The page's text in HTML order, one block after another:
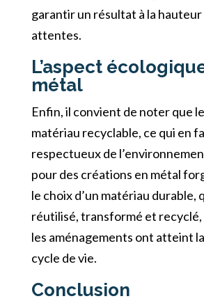
garantir un résultat à la hauteur
attentes.
L’aspect
métal
Enfin, il convient de noter que
matériau recyclable, ce qui en
respectueux de
pour des créations en métal
le choix d’un matériau durable,
réutilisé, transformé et recyclé,
les aménagements ont atteint
cycle de vie.
Conclusion